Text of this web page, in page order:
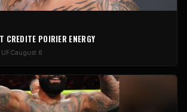
CREDITE POIRIER ENERGY
august 6